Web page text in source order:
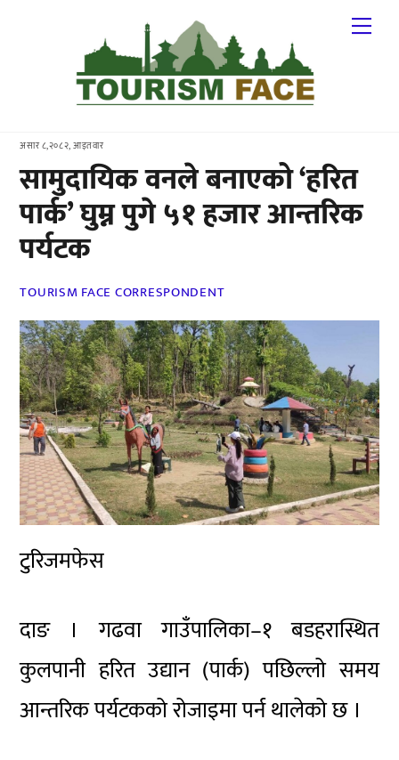
असार ८,२०८२, आइतवार
सामुदायिक वनले बनाएको ‘हरित
पार्क’ घुम्न पुगे ५१ हजार आन्तरिक
पर्यटक
TOURISM FACE CORRESPONDENT
टुरिजमफेस
दाङ । गढवा गाउँपालिका–१ बडहरास्थित
कुलपानी हरित उद्यान (पार्क) पछिल्लो समय
आन्तरिक पर्यटकको रोजाइमा पर्न थालेको छ ।